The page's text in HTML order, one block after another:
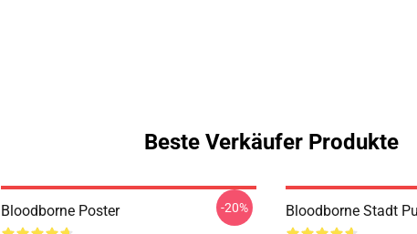
Beste Verkäufer Produkte
Bloodborne Poster -20% Bloodborne Stadt